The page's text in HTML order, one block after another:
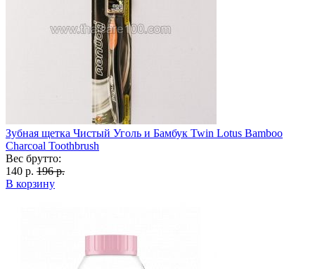
Зубная щетка Чистый Уголь и Бамбук Twin Lotus Bamboo
Charcoal Toothbrush
Вес брутто:
140 р. 196 р.
В корзину